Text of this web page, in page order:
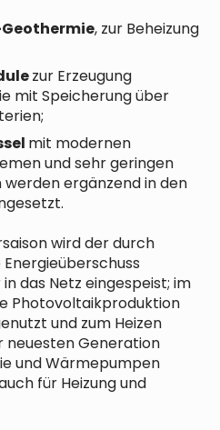
, zur Beheizung
zur Erzeugung
mit Speicherung über
mit modernen
und sehr geringen
werden ergänzend in den
wird der durch
das Netz eingespeist; im
Photovoltaikproduktion
und zum Heizen
neuesten Generation
und Wärmepumpen
für Heizung und